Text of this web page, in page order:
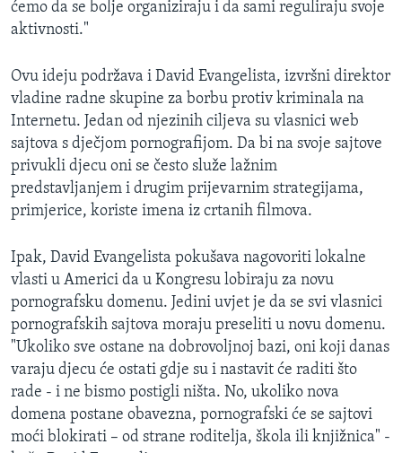
ćemo da se bolje organiziraju i da sami reguliraju svoje
aktivnosti."
Ovu ideju podržava i David Evangelista, izvršni direktor
vladine radne skupine za borbu protiv kriminala na
Internetu. Jedan od njezinih ciljeva su vlasnici web
sajtova s dječjom pornografijom. Da bi na svoje sajtove
privukli djecu oni se često služe lažnim
predstavljanjem i drugim prijevarnim strategijama,
primjerice, koriste imena iz crtanih filmova.
Ipak, David Evangelista pokušava nagovoriti lokalne
vlasti u Americi da u Kongresu lobiraju za novu
pornografsku domenu. Jedini uvjet je da se svi vlasnici
pornografskih sajtova moraju preseliti u novu domenu.
"Ukoliko sve ostane na dobrovoljnoj bazi, oni koji danas
varaju djecu će ostati gdje su i nastavit će raditi što
rade - i ne bismo postigli ništa. No, ukoliko nova
domena postane obavezna, pornografski će se sajtovi
moći blokirati – od strane roditelja, škola ili knjižnica" -